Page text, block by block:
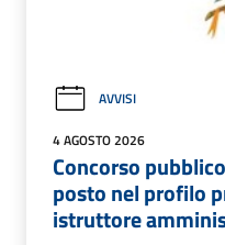
AVVISI
4 AGOSTO 2026
Concorso
posto nel profilo
istruttore